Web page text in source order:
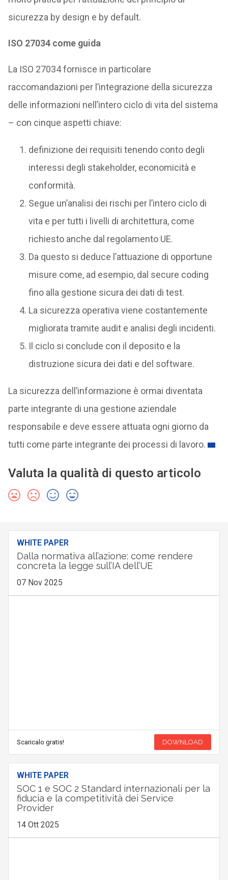
sicurezza by design e by default.
ISO 27034 come guida
La ISO 27034 fornisce in particolare
raccomandazioni per l’integrazione della sicurezza
delle informazioni nell’intero ciclo di vita del sistema
– con cinque aspetti chiave:
definizione dei requisiti tenendo conto degli
interessi degli stakeholder, economicità e
conformità.
Segue un’analisi dei rischi per l’intero ciclo di
vita e per tutti i livelli di architettura, come
richiesto anche dal regolamento UE.
Da questo si deduce l’attuazione di opportune
misure come, ad esempio, dal secure coding
fino alla gestione sicura dei dati di test.
La sicurezza operativa viene costantemente
migliorata tramite audit e analisi degli incidenti.
Il ciclo si conclude con il deposito e la
distruzione sicura dei dati e del software.
La sicurezza dell’informazione è ormai diventata
parte integrante di una gestione aziendale
responsabile e deve essere attuata ogni giorno da
tutti come parte integrante dei processi di lavoro.
Valuta la qualità di questo articolo
WHITE PAPER
Dalla normativa all’azione: come rendere
concreta la legge sull’IA dell’UE
07 Nov 2025
Scaricalo gratis! DOWNLOAD
WHITE PAPER
SOC 1 e SOC 2 Standard internazionali per la
fiducia e la competitività dei Service
Provider
14 Ott 2025